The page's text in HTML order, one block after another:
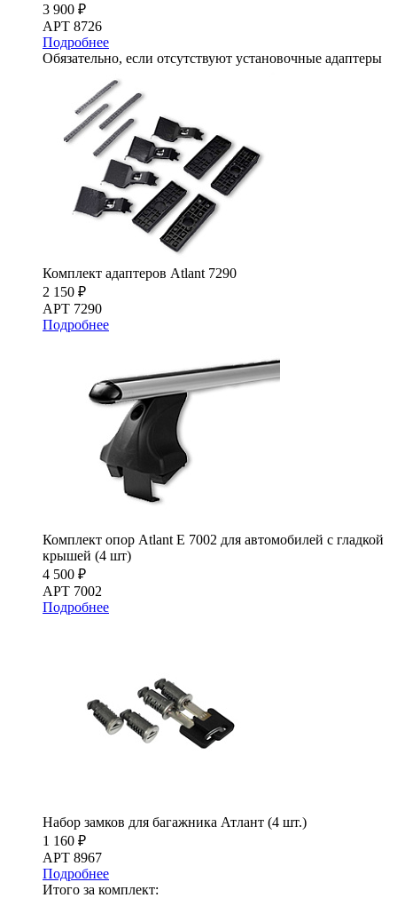
3 900 ₽
АРТ 8726
Подробнее
Обязательно, если отсутствуют установочные адаптеры
Комплект адаптеров Atlant 7290
2 150 ₽
АРТ 7290
Подробнее
Комплект опор Atlant E 7002 для автомобилей c гладкой
крышей (4 шт)
4 500 ₽
АРТ 7002
Подробнее
Набор замков для багажника Атлант (4 шт.)
1 160 ₽
АРТ 8967
Подробнее
Итого за комплект: